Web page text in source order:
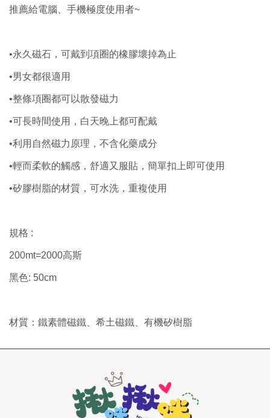
推薦給電腦、手機極度使用者~
•永久磁石，可戴到項圈的橡膠壞掉為止
•男女都很適用
•整條項圈都可以散發磁力
•可長時間使用，白天晚上都可配戴
•利用自然磁力原理，不含化藥成分
•輕而柔軟的觸感，舒適又服貼，簡單扣上即可使用
•矽膠樹脂的材質，可水洗，重複使用
規格 :
200mt=2000高斯
黑色: 50cm
材質：鐵素體磁鐵、希土磁鐵、有機矽樹脂